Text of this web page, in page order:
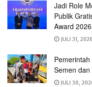
Jadi Role
Publik
Award 2026
JULI 31, 2026
Semen dan
JULI 30,